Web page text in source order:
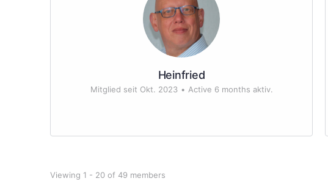
Heinfried
Mitglied seit Okt. 2023 • Active 6 months aktiv.
Viewing 1 - 20 of 49 members